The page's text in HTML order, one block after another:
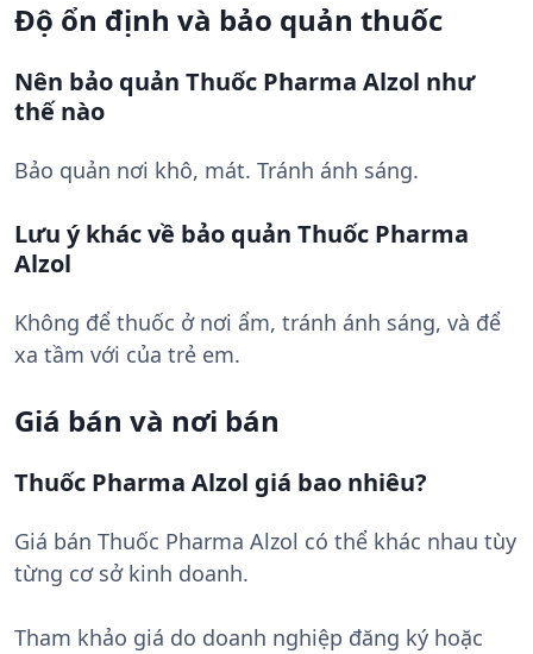
Độ ổn định và bảo quản thuốc
Nên bảo quản Thuốc Pharma Alzol như
thế nào
Bảo quản nơi khô, mát. Tránh ánh sáng.
Lưu ý khác về bảo quản Thuốc Pharma
Alzol
Không để thuốc ở nơi ẩm, tránh ánh sáng, và để
xa tầm với của trẻ em.
Giá bán và nơi bán
Thuốc Pharma Alzol giá bao nhiêu?
Giá bán Thuốc Pharma Alzol có thể khác nhau tùy
từng cơ sở kinh doanh.
Tham khảo giá do doanh nghiệp đăng ký hoặc